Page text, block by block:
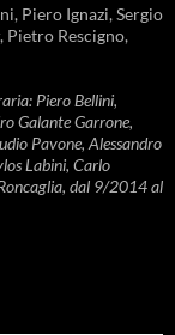
Piero Ignazi, Sergio
Rescigno,
Piero Bellini,
Galante Garrone,
Pavone, Alessandro
Labini, Carlo
dal 9/2014 al